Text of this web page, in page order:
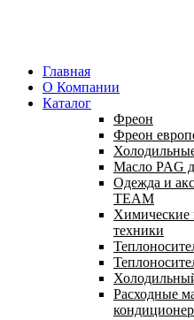
Главная
О Компании
Каталог
Фреон
Фреон
Масло PAG
Одежда и
TEAM
Химические
техники
Расходные